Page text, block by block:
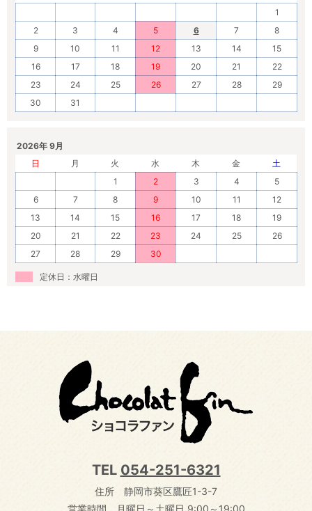
1
2
3 4 5 6 7
8
9
10 11 12 13 14
15
16
17 18 19 20 21
22
23
24 25 26 27 28
29
30
31
2026年 9月
日
月 火 水 木 金
土
1
2 3 4
5
6
7 8 9 10 11
12
13
14 15 16 17 18
19
20
21 22 23 24 25
26
27
28 29 30
定休日：水曜日
TEL 054-251-6321
住所 静岡市葵区鷹匠1-3-7
営業時間 月曜日～土曜日 9:00～19:00